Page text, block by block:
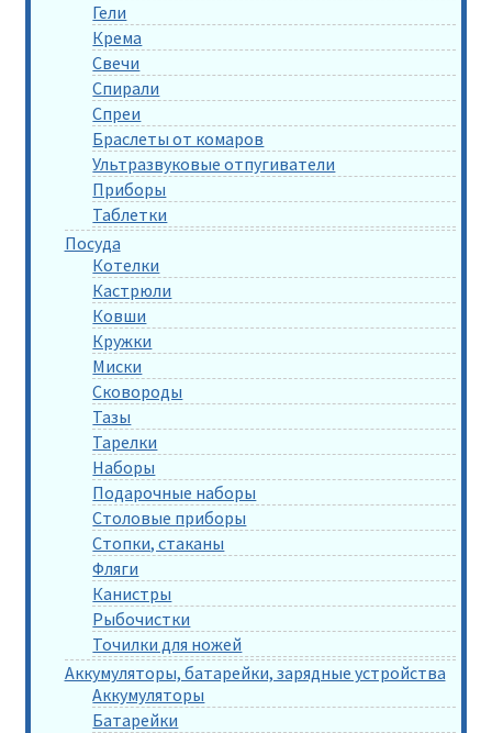
Гели
Крема
Свечи
Спирали
Спреи
Браслеты от комаров
Ультразвуковые отпугиватели
Приборы
Таблетки
Посуда
Котелки
Кастрюли
Ковши
Кружки
Миски
Сковороды
Тазы
Тарелки
Наборы
Подарочные наборы
Столовые приборы
Стопки, стаканы
Фляги
Канистры
Рыбочистки
Точилки для ножей
Аккумуляторы, батарейки, зарядные устройства
Аккумуляторы
Батарейки